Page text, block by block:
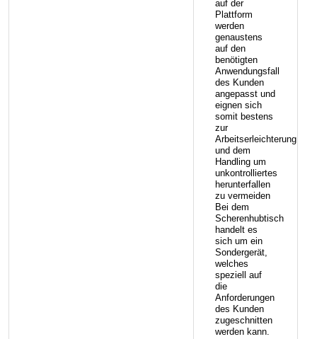
auf der
Plattform
werden
genaustens
auf den
benötigten
Anwendungsfall
des Kunden
angepasst und
eignen sich
somit bestens
zur
Arbeitserleichterung
und dem
Handling um
unkontrolliertes
herunterfallen
zu vermeiden
Bei dem
Scherenhubtisch
handelt es
sich um ein
Sondergerät,
welches
speziell auf
die
Anforderungen
des Kunden
zugeschnitten
werden kann.